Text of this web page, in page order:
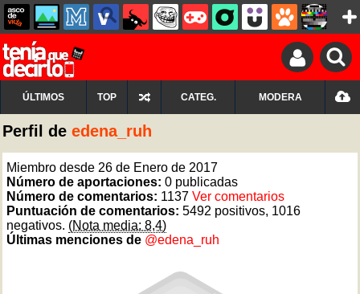
ÚLTIMOS TOP CATEG. MODERA
Perfil de edena_ruh
Miembro desde 26 de Enero de 2017
Número de aportaciones: 0 publicadas
Número de comentarios: 1137 Ver comentarios
Puntuación de comentarios: 5492 positivos, 1016
negativos. (Nota media: 8,4)
Últimas menciones de @edena_ruh